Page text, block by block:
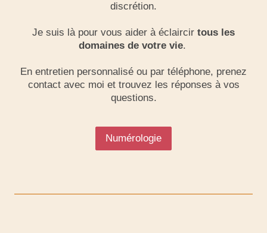
discrétion.
Je suis là pour vous aider à éclaircir tous les
domaines de votre vie.
En entretien personnalisé ou par téléphone, prenez
contact avec moi et trouvez les réponses à vos
questions.
Numérologie